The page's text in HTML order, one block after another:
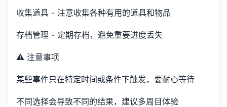
收集道具 - 注意收集各种有用的道具和物品
存档管理 - 定期存档，避免重要进度丢失
⚠️ 注意事项
某些事件只在特定时间或条件下触发，要耐心等待
不同选择会导致不同的结果，建议多周目体验